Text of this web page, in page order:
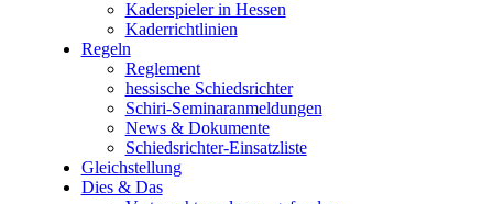
Kaderspieler in Hessen
Kaderrichtlinien
Regeln
Reglement
hessische Schiedsrichter
Schiri-Seminaranmeldungen
News & Dokumente
Schiedsrichter-Einsatzliste
Gleichstellung
Dies & Das